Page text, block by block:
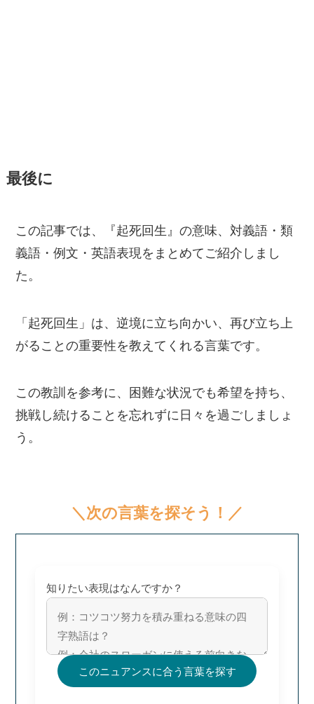
最後に
この記事では、『起死回生』の意味、対義語・類
義語・例文・英語表現をまとめてご紹介しまし
た。
「起死回生」は、逆境に立ち向かい、再び立ち上
がることの重要性を教えてくれる言葉です。
この教訓を参考に、困難な状況でも希望を持ち、
挑戦し続けることを忘れずに日々を過ごしましょ
う。
＼次の言葉を探そう！／
知りたい表現はなんですか？
このニュアンスに合う言葉を探す